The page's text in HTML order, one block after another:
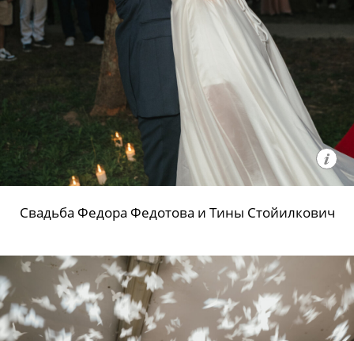
Свадьба Федора Федотова и Тины Стойилкович